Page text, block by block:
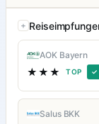
AOK Bayern
★★★ TOP ✓
Salus BKK